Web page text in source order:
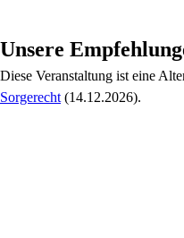
Unsere
Diese Veranstaltung ist eine
Sorgerecht (14.12.2026).